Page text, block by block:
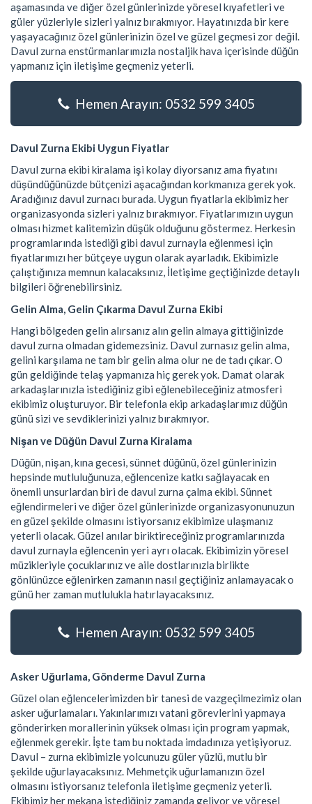
aşamasında ve diğer özel günlerinizde yöresel kıyafetleri ve
güler yüzleriyle sizleri yalnız bırakmıyor. Hayatınızda bir kere
yaşayacağınız özel günlerinizin özel ve güzel geçmesi zor değil.
Davul zurna enstürmanlarımızla nostaljik hava içerisinde düğün
yapmanız için iletişime geçmeniz yeterli.
Hemen Arayın: 0532 599 3405
Davul Zurna Ekibi Uygun Fiyatlar
Davul zurna ekibi kiralama işi kolay diyorsanız ama fiyatını
düşündüğünüzde bütçenizi aşacağından korkmanıza gerek yok.
Aradığınız davul zurnacı burada. Uygun fiyatlarla ekibimiz her
organizasyonda sizleri yalnız bırakmıyor. Fiyatlarımızın uygun
olması hizmet kalitemizin düşük olduğunu göstermez. Herkesin
programlarında istediği gibi davul zurnayla eğlenmesi için
fiyatlarımızı her bütçeye uygun olarak ayarladık. Ekibimizle
çalıştığınıza memnun kalacaksınız, İletişime geçtiğinizde detaylı
bilgileri öğrenebilirsiniz.
Gelin Alma, Gelin Çıkarma Davul Zurna Ekibi
Hangi bölgeden gelin alırsanız alın gelin almaya gittiğinizde
davul zurna olmadan gidemezsiniz. Davul zurnasız gelin alma,
gelini karşılama ne tam bir gelin alma olur ne de tadı çıkar. O
gün geldiğinde telaş yapmanıza hiç gerek yok. Damat olarak
arkadaşlarınızla istediğiniz gibi eğlenebileceğiniz atmosferi
ekibimiz oluşturuyor. Bir telefonla ekip arkadaşlarımız düğün
günü sizi ve sevdiklerinizi yalnız bırakmıyor.
Nişan ve Düğün Davul Zurna Kiralama
Düğün, nişan, kına gecesi, sünnet düğünü, özel günlerinizin
hepsinde mutluluğunuza, eğlencenize katkı sağlayacak en
önemli unsurlardan biri de davul zurna çalma ekibi. Sünnet
eğlendirmeleri ve diğer özel günlerinizde organizasyonunuzun
en güzel şekilde olmasını istiyorsanız ekibimize ulaşmanız
yeterli olacak. Güzel anılar biriktireceğiniz programlarınızda
davul zurnayla eğlencenin yeri ayrı olacak. Ekibimizin yöresel
müzikleriyle çocuklarınız ve aile dostlarınızla birlikte
gönlünüzce eğlenirken zamanın nasıl geçtiğiniz anlamayacak o
günü her zaman mutlulukla hatırlayacaksınız.
Hemen Arayın: 0532 599 3405
Asker Uğurlama, Gönderme Davul Zurna
Güzel olan eğlencelerimizden bir tanesi de vazgeçilmezimiz olan
asker uğurlamaları. Yakınlarımızı vatani görevlerini yapmaya
gönderirken morallerinin yüksek olması için program yapmak,
eğlenmek gerekir. İşte tam bu noktada imdadınıza yetişiyoruz.
Davul – zurna ekibimizle yolcunuzu güler yüzlü, mutlu bir
şekilde uğurlayacaksınız. Mehmetçik uğurlamanızın özel
olmasını istiyorsanız telefonla iletişime geçmeniz yeterli.
Ekibimiz her mekana istediğiniz zamanda geliyor ve yöresel